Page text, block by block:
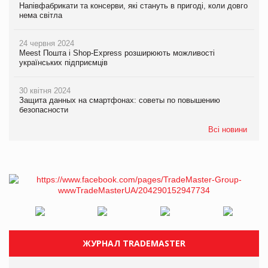
Напівфабрикати та консерви, які стануть в пригоді, коли довго
нема світла
24 червня 2024
Meest Пошта і Shop-Express розширюють можливості
українських підприємців
30 квітня 2024
Защита данных на смартфонах: советы по повышению
безопасности
Всі новини
ЖУРНАЛ TRADEMASTER